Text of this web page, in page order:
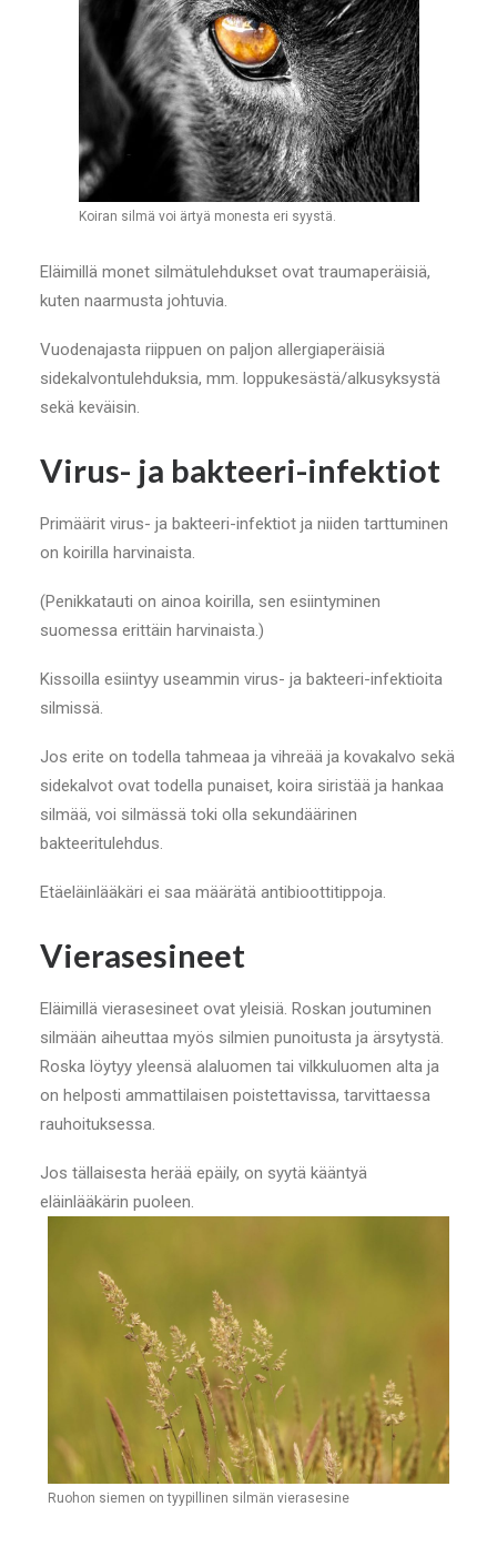
Koiran silmä voi ärtyä monesta eri syystä.
Eläimillä monet silmätulehdukset ovat traumaperäisiä,
kuten naarmusta johtuvia.
Vuodenajasta riippuen on paljon allergiaperäisiä
sidekalvontulehduksia, mm. loppukesästä/alkusyksystä
sekä keväisin.
Virus- ja bakteeri-infektiot
Primäärit virus- ja bakteeri-infektiot ja niiden tarttuminen
on koirilla harvinaista.
(Penikkatauti on ainoa koirilla, sen esiintyminen
suomessa erittäin harvinaista.)
Kissoilla esiintyy useammin virus- ja bakteeri-infektioita
silmissä.
Jos erite on todella tahmeaa ja vihreää ja kovakalvo sekä
sidekalvot ovat todella punaiset, koira siristää ja hankaa
silmää, voi silmässä toki olla sekundäärinen
bakteeritulehdus.
Etäeläinlääkäri ei saa määrätä antibioottitippoja.
Vierasesineet
Eläimillä vierasesineet ovat yleisiä. Roskan joutuminen
silmään aiheuttaa myös silmien punoitusta ja ärsytystä.
Roska löytyy yleensä alaluomen tai vilkkuluomen alta ja
on helposti ammattilaisen poistettavissa, tarvittaessa
rauhoituksessa.
Jos tällaisesta herää epäily, on syytä kääntyä
eläinlääkärin puoleen.
Ruohon siemen on tyypillinen silmän vierasesine